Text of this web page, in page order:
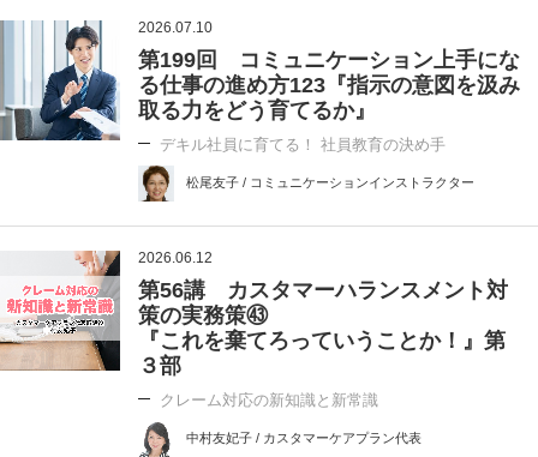
2026.07.10
第199回 コミュニケーション上手にな
る仕事の進め方123『指示の意図を汲み
取る力をどう育てるか』
デキル社員に育てる！ 社員教育の決め手
松尾友子 / コミュニケーションインストラクター
2026.06.12
第56講 カスタマーハランスメント対
策の実務策㊸
『これを棄てろっていうことか！』第
３部
クレーム対応の新知識と新常識
中村友妃子 / カスタマーケアプラン代表